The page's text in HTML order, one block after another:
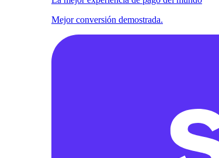
Mejor conversión demostrada.